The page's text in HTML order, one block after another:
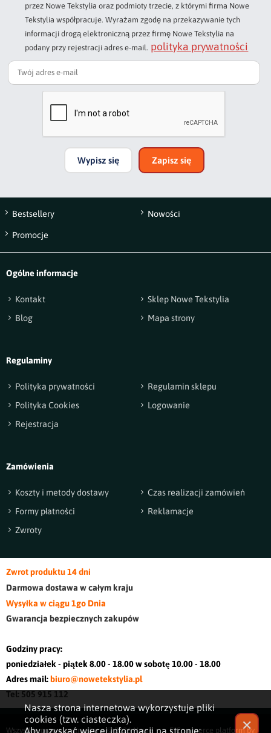
Twoja opinia o produkcie
Wyślij opinię
przez Nowe Tekstylia oraz podmioty trzecie, z którymi firma Nowe
Tekstylia współpracuje. Wyrażam zgodę na przekazywanie tych
informacji drogą elektroniczną przez firmę Nowe Tekstylia na
podany przy rejestracji adres e-mail. polityka prywatności
Wypisz się Zapisz się
Bestsellery Nowości
Promocje
Ogólne informacje
Kontakt
Sklep Nowe Tekstylia
Blog
Mapa strony
Regulaminy
Polityka prywatności
Regulamin sklepu
Polityka Cookies
Logowanie
Rejestracja
Zamówienia
Koszty i metody dostawy
Czas realizacji zamówień
Formy płatności
Reklamacje
Zwroty
Zwrot produktu 14 dni
Darmowa dostawa w całym kraju
Wysyłka w ciągu 1go Dnia
Gwarancja bezpiecznych zakupów
Godziny pracy:
poniedziałek - piątek 8.00 - 18.00 w sobotę 10.00 - 18.00
Adres mail: biuro@nowetekstylia.pl
Tel: 505 915 112
Wszystkie prawa zastrzeżone © 2026Nowe E-Commerce platform by
Nasza strona internetowa wykorzystuje pliki
cookies (tzw. ciasteczka).
Aby uzyskać więcej informacji na stronie:
✕